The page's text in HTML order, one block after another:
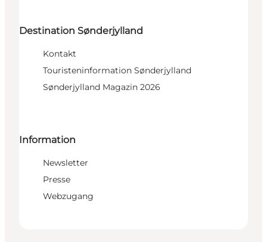
Destination Sønderjylland
Kontakt
Touristeninformation Sønderjylland
Sønderjylland Magazin 2026
Information
Newsletter
Presse
Webzugang